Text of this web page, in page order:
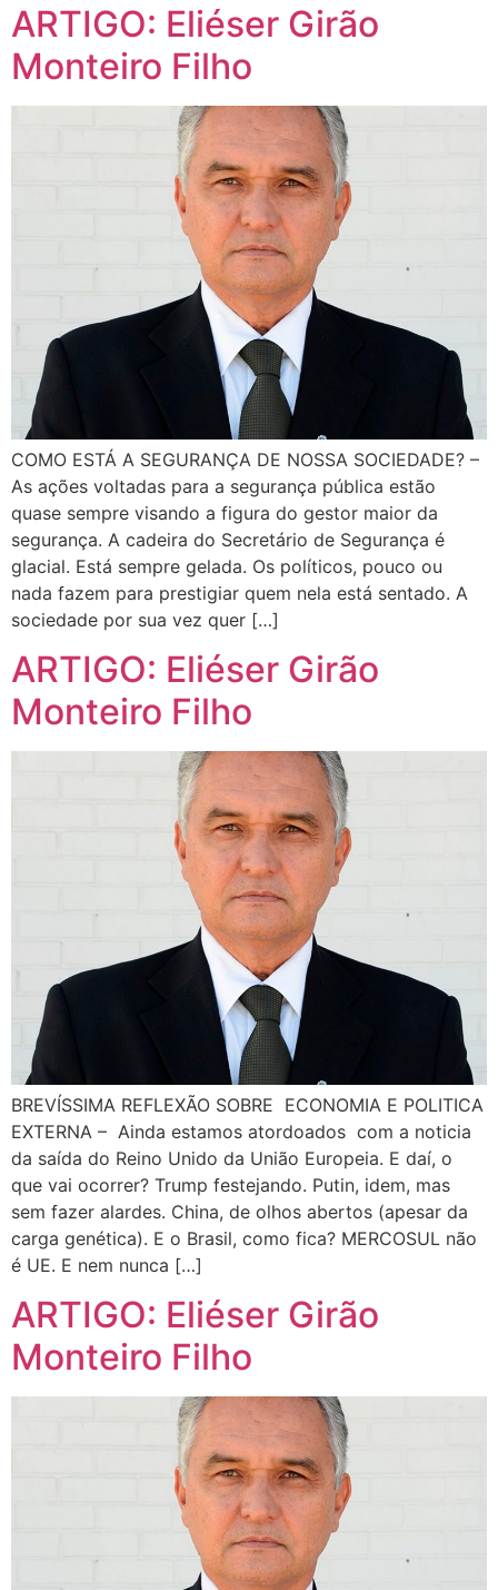
ARTIGO: Eliéser Girão
Monteiro Filho
COMO ESTÁ A SEGURANÇA DE NOSSA SOCIEDADE? –
As ações voltadas para a segurança pública estão
quase sempre visando a figura do gestor maior da
segurança. A cadeira do Secretário de Segurança é
glacial. Está sempre gelada. Os políticos, pouco ou
nada fazem para prestigiar quem nela está sentado. A
sociedade por sua vez quer […]
ARTIGO: Eliéser Girão
Monteiro Filho
BREVÍSSIMA REFLEXÃO SOBRE ECONOMIA E POLITICA
EXTERNA – Ainda estamos atordoados com a noticia
da saída do Reino Unido da União Europeia. E daí, o
que vai ocorrer? Trump festejando. Putin, idem, mas
sem fazer alardes. China, de olhos abertos (apesar da
carga genética). E o Brasil, como fica? MERCOSUL não
é UE. E nem nunca […]
ARTIGO: Eliéser Girão
Monteiro Filho